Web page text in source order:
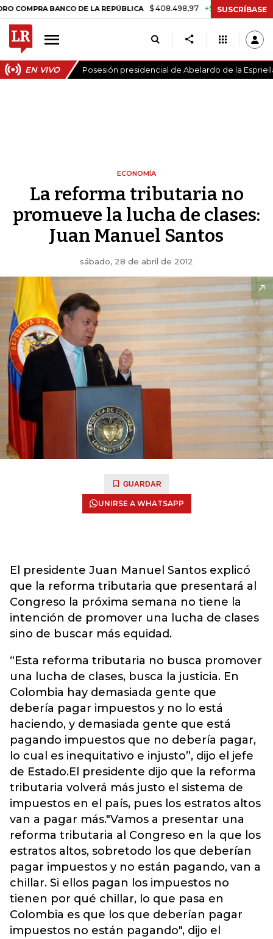
BANCO DE LA REPÚBLICA $ 408.498,97 +$ 8.753,81 +2,19%
SUSCRÍBASE
EN VIVO Posesión presidencial de Abelardo de la
ECONOMÍA
La reforma tributaria no
promueve la lucha de clases:
Juan Manuel Santos
sábado, 28 de abril de 2012
GUARDAR
UNIRSE A WHATSAPP
El presidente Juan Manuel Santos explicó
que la reforma tributaria que presentará al
Congreso la próxima semana no tiene la
intención de promover una lucha de clases
sino de buscar más equidad.
“Esta reforma tributaria no busca promover
una lucha de clases, busca la justicia. En
Colombia hay demasiada gente que
debería pagar impuestos y no lo está
haciendo, y demasiada gente que está
pagando impuestos que no debería pagar,
lo cual es inequitativo e injusto”, dijo el jefe
de Estado.El presidente dijo que la reforma
tributaria volverá más justo el sistema de
impuestos en el país, pues los estratos altos
van a pagar más."Vamos a presentar una
reforma tributaria al Congreso en la que los
estratos altos, sobretodo los que deberían
pagar impuestos y no están pagando, van a
chillar. Si ellos pagan los impuestos no
tienen por qué chillar, lo que pasa en
Colombia es que los que deberían pagar
impuestos no están pagando", dijo el